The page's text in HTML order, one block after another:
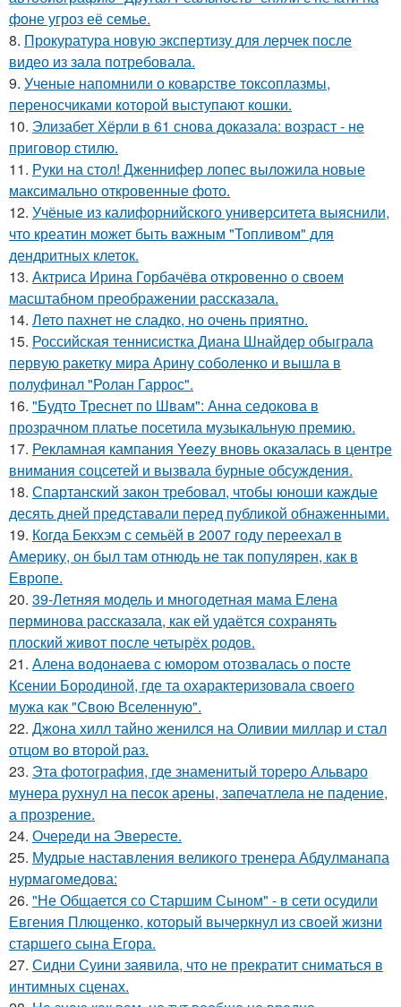
фоне угроз её семье.
8. Прокуратура новую экспертизу для лерчек после
видео из зала потребовала.
9. Ученые напомнили о коварстве токсоплазмы,
переносчиками которой выступают кошки.
10. Элизабет Хёрли в 61 снова доказала: возраст - не
приговор стилю.
11. Руки на стол! Дженнифер лопес выложила новые
максимально откровенные фото.
12. Учёные из калифорнийского университета выяснили,
что креатин может быть важным "Топливом" для
дендритных клеток.
13. Актриса Ирина Горбачёва откровенно о своем
масштабном преображении рассказала.
14. Лето пахнет не сладко, но очень приятно.
15. Российская теннисистка Диана Шнайдер обыграла
первую ракетку мира Арину соболенко и вышла в
полуфинал "Ролан Гаррос".
16. "Будто Треснет по Швам": Анна седокова в
прозрачном платье посетила музыкальную премию.
17. Рекламная кампания Yeezy вновь оказалась в центре
внимания соцсетей и вызвала бурные обсуждения.
18. Спартанский закон требовал, чтобы юноши каждые
десять дней представали перед публикой обнаженными.
19. Когда Бекхэм с семьёй в 2007 году переехал в
Америку, он был там отнюдь не так популярен, как в
Европе.
20. 39-Летняя модель и многодетная мама Елена
перминова рассказала, как ей удаётся сохранять
плоский живот после четырёх родов.
21. Алена водонаева с юмором отозвалась о посте
Ксении Бородиной, где та охарактеризовала своего
мужа как "Свою Вселенную".
22. Джона хилл тайно женился на Оливии миллар и стал
отцом во второй раз.
23. Эта фотография, где знаменитый тореро Альваро
мунера рухнул на песок арены, запечатлела не падение,
а прозрение.
24. Очереди на Эвересте.
25. Мудрые наставления великого тренера Абдулманапа
нурмагомедова:
26. "Не Общается со Старшим Сыном" - в сети осудили
Евгения Плющенко, который вычеркнул из своей жизни
старшего сына Егора.
27. Сидни Суини заявила, что не прекратит сниматься в
интимных сценах.